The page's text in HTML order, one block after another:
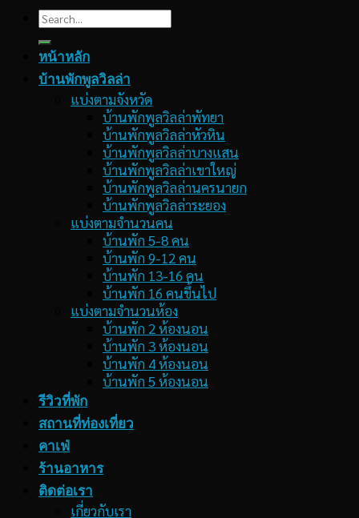
Search
หน้าหลัก
บ้านพักพูลวิลล่า
แบ่งตามจังหวัด
บ้านพักพูลวิลล่าพัทยา
บ้านพักพูลวิลล่าหัวหิน
บ้านพักพูลวิลล่าบางแสน
บ้านพักพูลวิลล่าเขาใหญ่
บ้านพักพูลวิลล่านครนายก
บ้านพักพูลวิลล่าระยอง
แบ่งตามจำนวนคน
บ้านพัก 5-8 คน
บ้านพัก 9-12 คน
บ้านพัก 13-16 คน
บ้านพัก 16 คนขึ้นไป
แบ่งตามจำนวนห้อง
บ้านพัก 2 ห้องนอน
บ้านพัก 3 ห้องนอน
บ้านพัก 4 ห้องนอน
บ้านพัก 5 ห้องนอน
รีวิวที่พัก
สถานที่ท่องเที่ยว
คาเฟ่
ร้านอาหาร
ติดต่อเรา
เกี่ยวกับเรา